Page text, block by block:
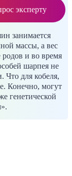
эксперту
занимается
массы, а вес
родов и во время
шарпея не
Что для кобеля,
Конечно, могут
генетической